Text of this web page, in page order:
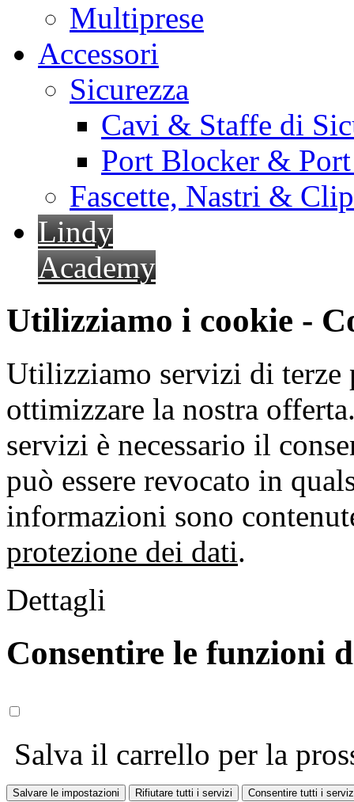
Multiprese
Accessori
Sicurezza
Cavi & Staffe di
Port Blocker &
Fascette, Nastri &
Lindy
Academy
Utilizziamo i cookie -
Utilizziamo servizi di terze
ottimizzare la nostra
servizi è necessario il
può essere revocato in
informazioni sono
protezione dei dati.
Dettagli
Consentire le funzioni
Salva il carrello per la
Salvare le impostazioni Rifiutare tutti i servizi Consentire tutti i